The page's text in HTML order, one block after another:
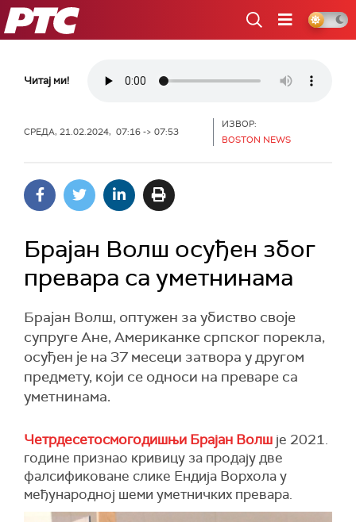
РТС
Читај ми!
СРЕДА, 21.02.2024, 07:16 -> 07:53
ИЗВОР:
BOSTON NEWS
Брајан Волш осуђен због
превара са уметнинама
Брајан Волш, оптужен за убиство своје
супруге Ане, Американке српског порекла,
осуђен је на 37 месеци затвора у другом
предмету, који се односи на преваре са
уметнинама.
Четрдесетосмогодишњи Брајан Волш је 2021.
године признао кривицу за продају две
фалсификоване слике Ендија Ворхола у
међународној шеми уметничких превара.